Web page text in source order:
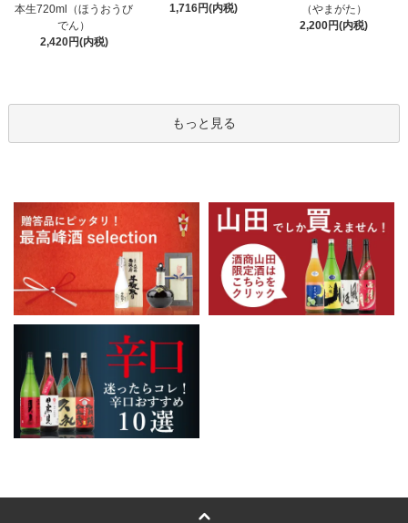
本生720ml（ほうおうび
でん）
2,420円(内税)
1,716円(内税)
（やまがた）
2,200円(内税)
もっと見る